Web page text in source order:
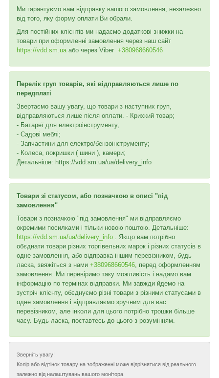
Ми гарантуємо вам відправку вашого замовлення, незалежно
від того, яку форму оплати Ви обрали.
Для постійних клієнтів ми надаємо додаткові знижки на
товари при оформленні замовлення через наш сайт
https://vdd.sm.ua або через Viber +380968660546
Перелік груп товарів, які відправляються лише по
передплаті
Звертаємо вашу увагу, що товари з наступних груп,
відправляються лише після оплати. - Крихкий товар;
- Батареї для електроінструменту;
- Садові меблі;
- Запчастини для електро/бензоінструменту;
- Колеса, покришки ( шини ), камери;
Детальніше: https://vdd.sm.ua/ua/delivery_info
Товари зі статусом, або позначкою в описі "під
замовлення"
Товари з позначкою "під замовлення" ми відправляємо
окремими посилками і тільки новою поштою. Детальніше:
https://vdd.sm.ua/ua/delivery_info . Якщо вам потрібно
обєднати товари різних торгівельних марок і різних статусів в
одне замовлення, або відправка іншим перевізником, будь
ласка, звяжіться з нами +380968660546 , перед оформленням
замовлення. Ми перевіримо таку можливість і надамо вам
інформацію по термінах відправки. Ми завжди йдемо на
зустріч клієнту, обєднуємо різні товари з різними статусами в
одне замовлення і відправляємо зручним для вас
перевізником, але інколи для цього потрібно трошки більше
часу. Будь ласка, поставтесь до цього з розумінням.
Зверніть увагу!
Колір або відтінок товару на зображенні може відрізнятися від реального
залежно від налаштувань вашого монітора.